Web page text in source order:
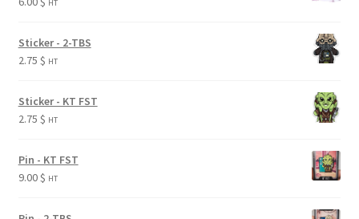
HT
Sticker - 2-TBS
2.75 $ HT
Sticker - KT FST
2.75 $ HT
Pin - KT FST
9.00$ HT